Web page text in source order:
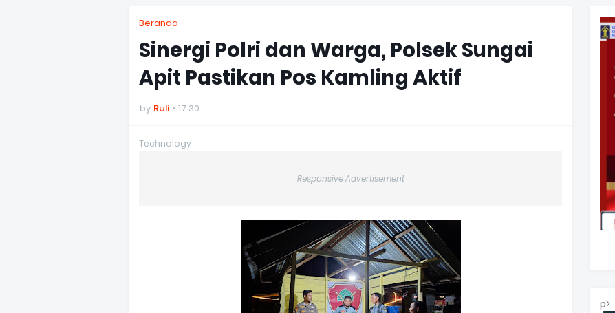
Beranda
Sinergi Polri dan Warga, Polsek Sungai
Apit Pastikan Pos Kamling Aktif
by Ruli 17.30
Technology
Responsive Advertisement
p>